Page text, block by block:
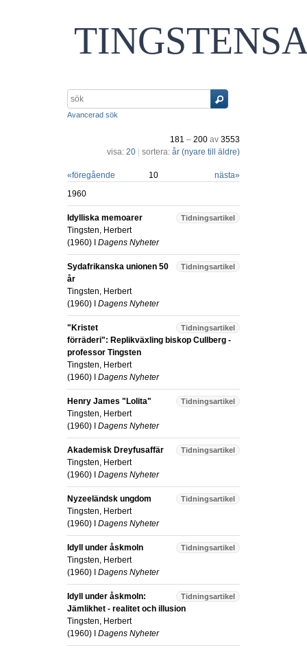
Avancerad sök
181 – 200 av 3553
visa: 20 sortera: år (nyare till äldre)
«föregående 10 nästa»
1960
Tidningsartikel
Idylliska memoarer
Tingsten, Herbert
(1960) I Dagens Nyheter
Tidningsartikel
Sydafrikanska unionen 50
år
Tingsten, Herbert
(1960) I Dagens Nyheter
Tidningsartikel
"Kristet
förräderi": Replikväxling biskop Cullberg -
professor Tingsten
Tingsten, Herbert
(1960) I Dagens Nyheter
Tidningsartikel
Henry James "Lolita"
Tingsten, Herbert
(1960) I Dagens Nyheter
Tidningsartikel
Akademisk Dreyfusaffär
Tingsten, Herbert
(1960) I Dagens Nyheter
Tidningsartikel
Nyzeeländsk ungdom
Tingsten, Herbert
(1960) I Dagens Nyheter
Tidningsartikel
Idyll under åskmoln
Tingsten, Herbert
(1960) I Dagens Nyheter
Tidningsartikel
Idyll under åskmoln:
Jämlikhet - realitet och illusion
Tingsten, Herbert
(1960) I Dagens Nyheter